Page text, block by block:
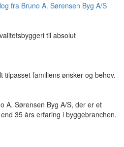
fra Bruno A. Sørensen Byg A/S
til absolut
familiens ønsker og behov.
A. Sørensen Byg A/S, der er et
35 års erfaring i byggebranchen.